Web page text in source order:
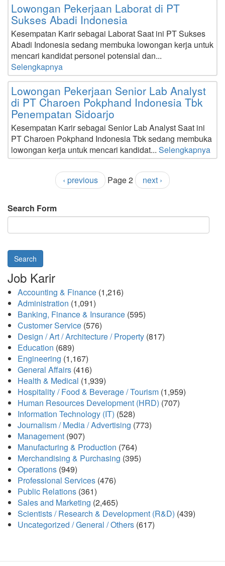
Lowongan Pekerjaan Laborat di PT
Sukses Abadi Indonesia
Kesempatan Karir sebagai Laborat Saat ini PT Sukses
Abadi Indonesia sedang membuka lowongan kerja untuk
mencari kandidat personel potensial dan...
Selengkapnya
Lowongan Pekerjaan Senior Lab Analyst
di PT Charoen Pokphand Indonesia Tbk
Penempatan Sidoarjo
Kesempatan Karir sebagai Senior Lab Analyst Saat ini
PT Charoen Pokphand Indonesia Tbk sedang membuka
lowongan kerja untuk mencari kandidat... Selengkapnya
‹ previous Page 2 next ›
Search Form
Search
Job Karir
Accounting & Finance (1,216)
Administration (1,091)
Banking, Finance & Insurance (595)
Customer Service (576)
Design / Art / Architecture / Property (817)
Education (689)
Engineering (1,167)
General Affairs (416)
Health & Medical (1,939)
Hospitality / Food & Beverage / Tourism (1,959)
Human Resources Development (HRD) (707)
Information Technology (IT) (528)
Journalism / Media / Advertising (773)
Management (907)
Manufacturing & Production (764)
Merchandising & Purchasing (395)
Operations (949)
Professional Services (476)
Public Relations (361)
Sales and Marketing (2,465)
Scientists / Research & Development (R&D) (439)
Uncategorized / General / Others (617)